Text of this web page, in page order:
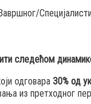
следећом
одговара 30% од
из претходног